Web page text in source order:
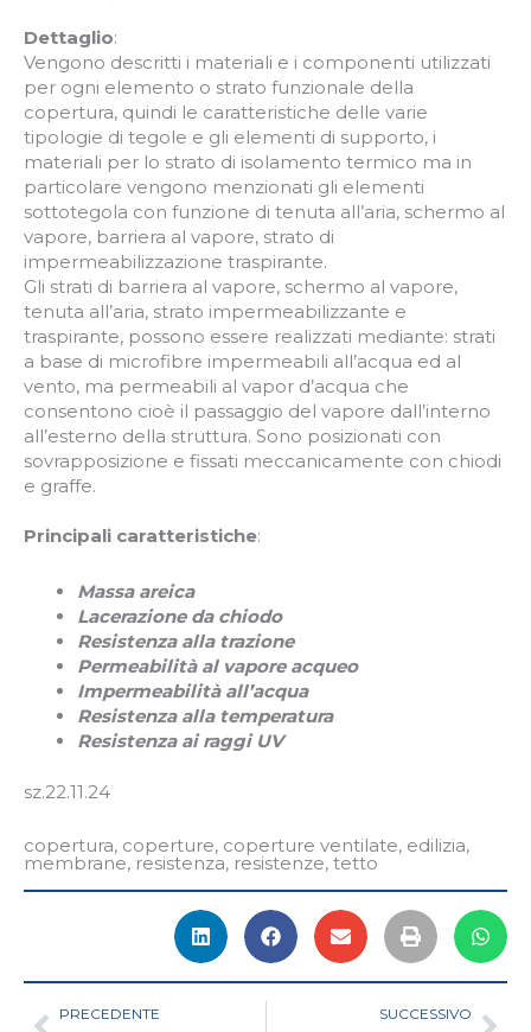
Dettaglio:
Vengono descritti i materiali e i componenti utilizzati
per ogni elemento o strato funzionale della
copertura, quindi le caratteristiche delle varie
tipologie di tegole e gli elementi di supporto, i
materiali per lo strato di isolamento termico ma in
particolare vengono menzionati gli elementi
sottotegola con funzione di tenuta all’aria, schermo al
vapore, barriera al vapore, strato di
impermeabilizzazione traspirante.
Gli strati di barriera al vapore, schermo al vapore,
tenuta all’aria, strato impermeabilizzante e
traspirante, possono essere realizzati mediante: strati
a base di microfibre impermeabili all’acqua ed al
vento, ma permeabili al vapor d’acqua che
consentono cioè il passaggio del vapore dall’interno
all’esterno della struttura. Sono posizionati con
sovrapposizione e fissati meccanicamente con chiodi
e graffe.
Principali caratteristiche:
Massa areica
Lacerazione da chiodo
Resistenza alla trazione
Permeabilità al vapore acqueo
Impermeabilità all’acqua
Resistenza alla temperatura
Resistenza ai raggi UV
sz.22.11.24
copertura, coperture, coperture ventilate, edilizia,
membrane, resistenza, resistenze, tetto
Precedente
PRECEDENTE SUCCESSIVO